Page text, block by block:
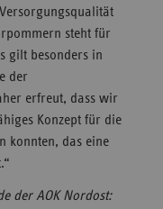
steht für
gilt besonders in
der
erfreut, dass wir
Konzept für die
konnten, das eine
der AOK Nordost: